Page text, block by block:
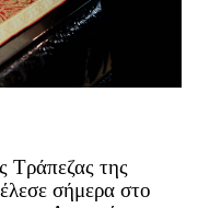
Τράπεζας της
σήμερα στο